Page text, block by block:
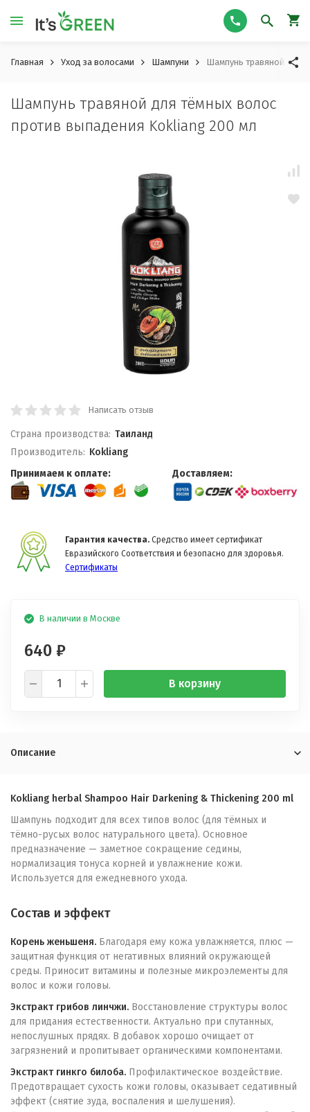
Главная Уход за волосами Шампуни Шампунь травяной для
Шампунь травяной для тёмных волос
против выпадения Kokliang 200 мл
Написать отзыв
Страна производства: Таиланд
Производитель: Kokliang
Принимаем к оплате:
Доставляем:
Гарантия качества. Средство имеет сертификат
Евразийского Соответствия и безопасно для здоровья.
Сертификаты
В наличии в Москве
640 ₽
В корзину
Описание
Kokliang herbal Shampoo Hair Darkening & Thickening 200 ml
Шампунь подходит для всех типов волос (для тёмных и
тёмно-русых волос натурального цвета). Основное
предназначение — заметное сокращение седины,
нормализация тонуса корней и увлажнение кожи.
Используется для ежедневного ухода.
Состав и эффект
Корень женьшеня. Благодаря ему кожа увлажняется, плюс —
защитная функция от негативных влияний окружающей
среды. Приносит витамины и полезные микроэлементы для
волос и кожи головы.
Экстракт грибов линчжи. Восстановление структуры волос
для придания естественности. Актуально при спутанных,
непослушных прядях. В добавок хорошо очищает от
загрязнений и пропитывает органическими компонентами.
Экстракт гинкго билоба. Профилактическое воздействие.
Предотвращает сухость кожи головы, оказывает седативный
эффект (снятие зуда, воспаления и шелушения).